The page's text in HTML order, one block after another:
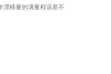
漂移量的满量程误差不